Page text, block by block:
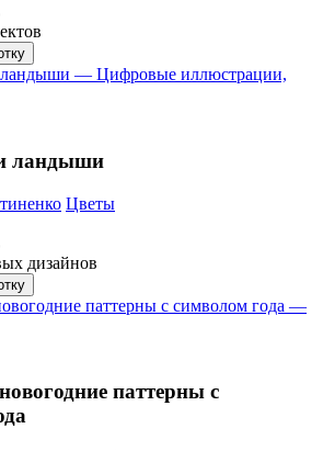
ландыши
Цветы
дизайнов
паттерны с